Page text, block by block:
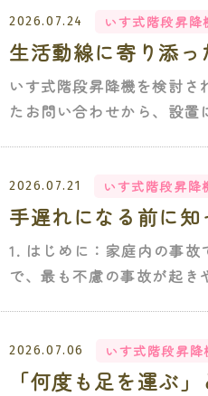
2026.07.24 いす式階段昇降
生活動線に寄り添
いす式階段昇降機を検討
たお問い合わせから、設
2026.07.21 いす式階段昇降
手遅れになる前に
1. はじめに：家庭内の事
で、最も不慮の事故が起
2026.07.06 いす式階段昇
「何度も足を運ぶ